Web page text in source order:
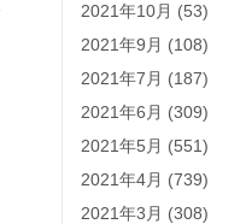
2021年10月 (53)
2021年9月 (108)
2021年7月 (187)
2021年6月 (309)
2021年5月 (551)
2021年4月 (739)
2021年3月 (308)